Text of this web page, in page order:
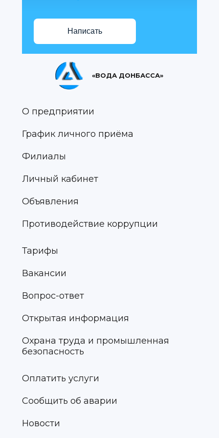
Написать
«ВОДА ДОНБАССА»
О предприятии
График личного приёма
Филиалы
Личный кабинет
Объявления
Противодействие коррупции
Тарифы
Вакансии
Вопрос-ответ
Открытая информация
Охрана труда и промышленная
безопасность
Оплатить услуги
Сообщить об аварии
Новости